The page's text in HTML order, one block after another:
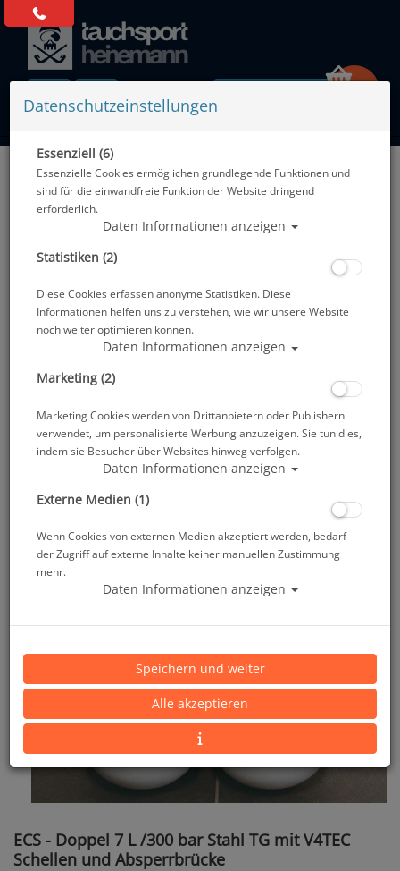
Alle Artikel zeigen aus: Doppeltauchgeräte 300bar
ECS - Doppel 7 L /300 bar Stahl TG mit V4TEC
Schellen und Absperrbrücke
Datenschutzeinstellungen
Essenziell (6)
Essenzielle Cookies ermöglichen grundlegende Funktionen und
sind für die einwandfreie Funktion der Website dringend
erforderlich.
Daten Informationen anzeigen
Statistiken (2)
Diese Cookies erfassen anonyme Statistiken. Diese
Informationen helfen uns zu verstehen, wie wir unsere Website
noch weiter optimieren können.
Daten Informationen anzeigen
Marketing (2)
Marketing Cookies werden von Drittanbietern oder Publishern
verwendet, um personalisierte Werbung anzuzeigen. Sie tun dies,
indem sie Besucher über Websites hinweg verfolgen.
Daten Informationen anzeigen
Externe Medien (1)
Wenn Cookies von externen Medien akzeptiert werden, bedarf
der Zugriff auf externe Inhalte keiner manuellen Zustimmung
mehr.
Daten Informationen anzeigen
Speichern und weiter
Alle akzeptieren